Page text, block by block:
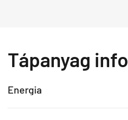
Tápanyag
Energia